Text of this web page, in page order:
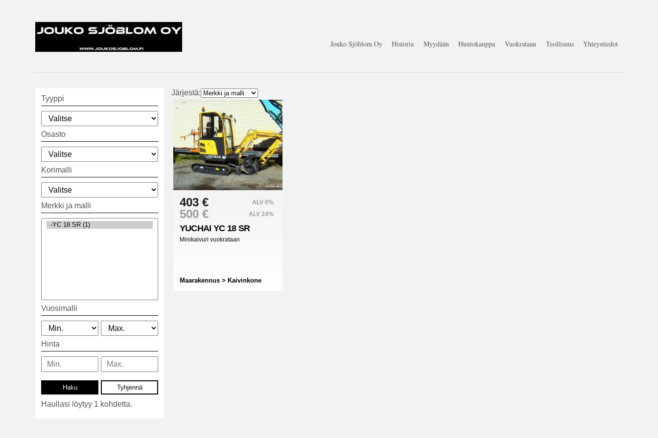
Jouko Sjöblom Oy Historia Myydään Huutokauppa Vuokrataan Teollisuus Yhteystiedot
Tyyppi
Osasto
Korimalli
Merkki ja malli
Vuosimalli
Hinta
Haullasi löytyy 1 kohdetta.
Järjestä:
403 € ALV 0%
500 € ALV 24%
YUCHAI YC 18 SR
Minikaivuri vuokrataan
Maarakennus > Kaivinkone